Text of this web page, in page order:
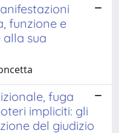
funzione e
sua
fuga
impliciti: gli
del giudizio